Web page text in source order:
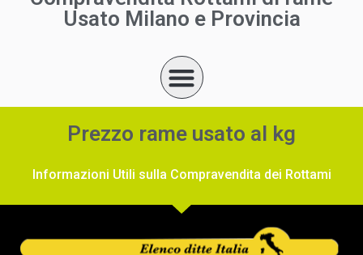
Usato Milano e Provincia
Prezzo rame usato al kg
Informazioni Utili sulla Compravendita dei Rottami